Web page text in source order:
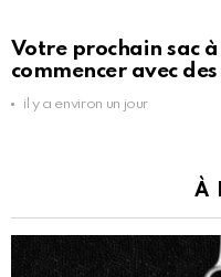
Votre prochain sac
commencer avec
il y a environ un jour
À